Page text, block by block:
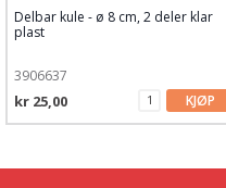
Delbar kule - ø 8 cm, 2 deler klar
plast
3906637
kr 25,00 KJØP